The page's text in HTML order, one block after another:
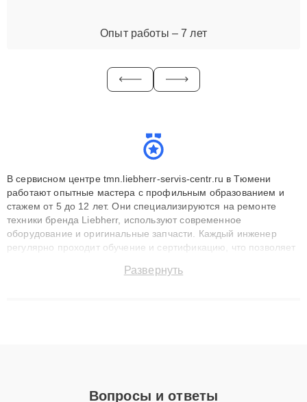
Опыт работы – 7 лет
В сервисном центре tmn.liebherr-servis-centr.ru в Тюмени
работают опытные мастера с профильным образованием и
стажем от 5 до 12 лет. Они специализируются на ремонте
техники бренда Liebherr, используют современное
оборудование и оригинальные запчасти. Каждый инженер
регулярно проходит обучение и сертификацию, что позволяет
технику с сохранением гарантии до 3 лет. Наши мастера
Развернуть
Вопросы и ответы